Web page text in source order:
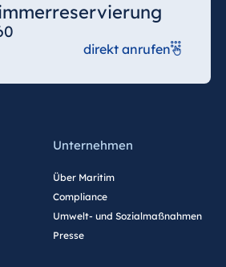
direkt anrufen
Unternehmen
Über Maritim
Compliance
Umwelt- und Sozialmaßnahmen
Presse